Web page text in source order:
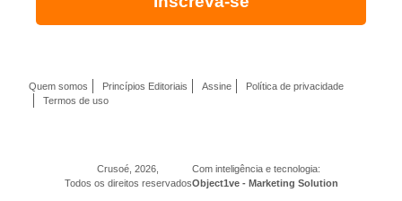
Crusoé, 2026,
Todos os direitos reservados
Com inteligência e tecnologia:
Object1ve - Marketing Solution
Quem somos Princípios Editoriais Assine
Política de privacidade
Termos de uso